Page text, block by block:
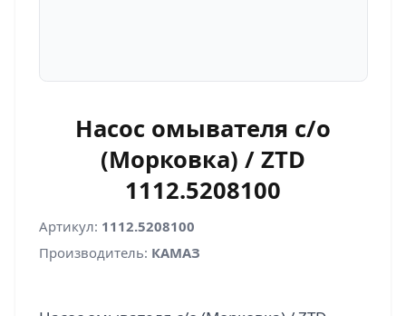
Насос омывателя с/о
(Морковка) / ZTD
1112.5208100
Артикул: 1112.5208100
Производитель: КАМАЗ